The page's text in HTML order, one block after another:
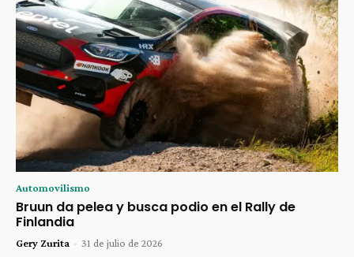
Automovilismo
Bruun da pelea y busca podio en el Rally de
Finlandia
Gery Zurita - 31 de julio de 2026